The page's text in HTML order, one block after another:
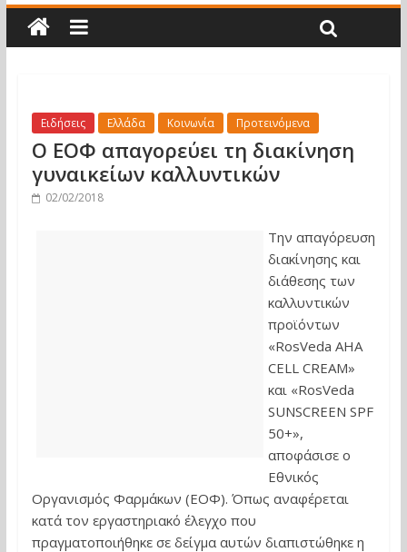
Ειδήσεις Ελλάδα Κοινωνία Προτεινόμενα
Ο ΕΟΦ απαγορεύει τη διακίνηση
γυναικείων καλλυντικών
02/02/2018
Την απαγόρευση
διακίνησης και
διάθεσης των
καλλυντικών
προϊόντων
«RosVeda AHA
CELL CREAM»
και «RosVeda
SUNSCREEN SPF
50+»,
αποφάσισε ο
Εθνικός
Οργανισμός Φαρμάκων (ΕΟΦ). Όπως αναφέρεται
κατά τον εργαστηριακό έλεγχο που
πραγματοποιήθηκε σε δείγμα αυτών διαπιστώθηκε η